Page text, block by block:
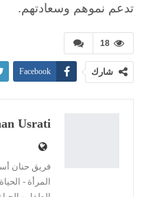
تدعم نموهم وسعادتهم.
18
شارك Facebook
Usrati
فريق حنان
المرأة -